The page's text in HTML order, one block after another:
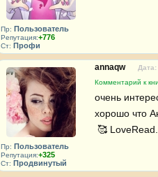
Пр: Пользователь
Репутация:+776
Ст: Профи
Пр: Пользователь
Репутация:+325
Ст: Продвинутый
annaqw
Комментарий к
очень
хорошо что
🥰